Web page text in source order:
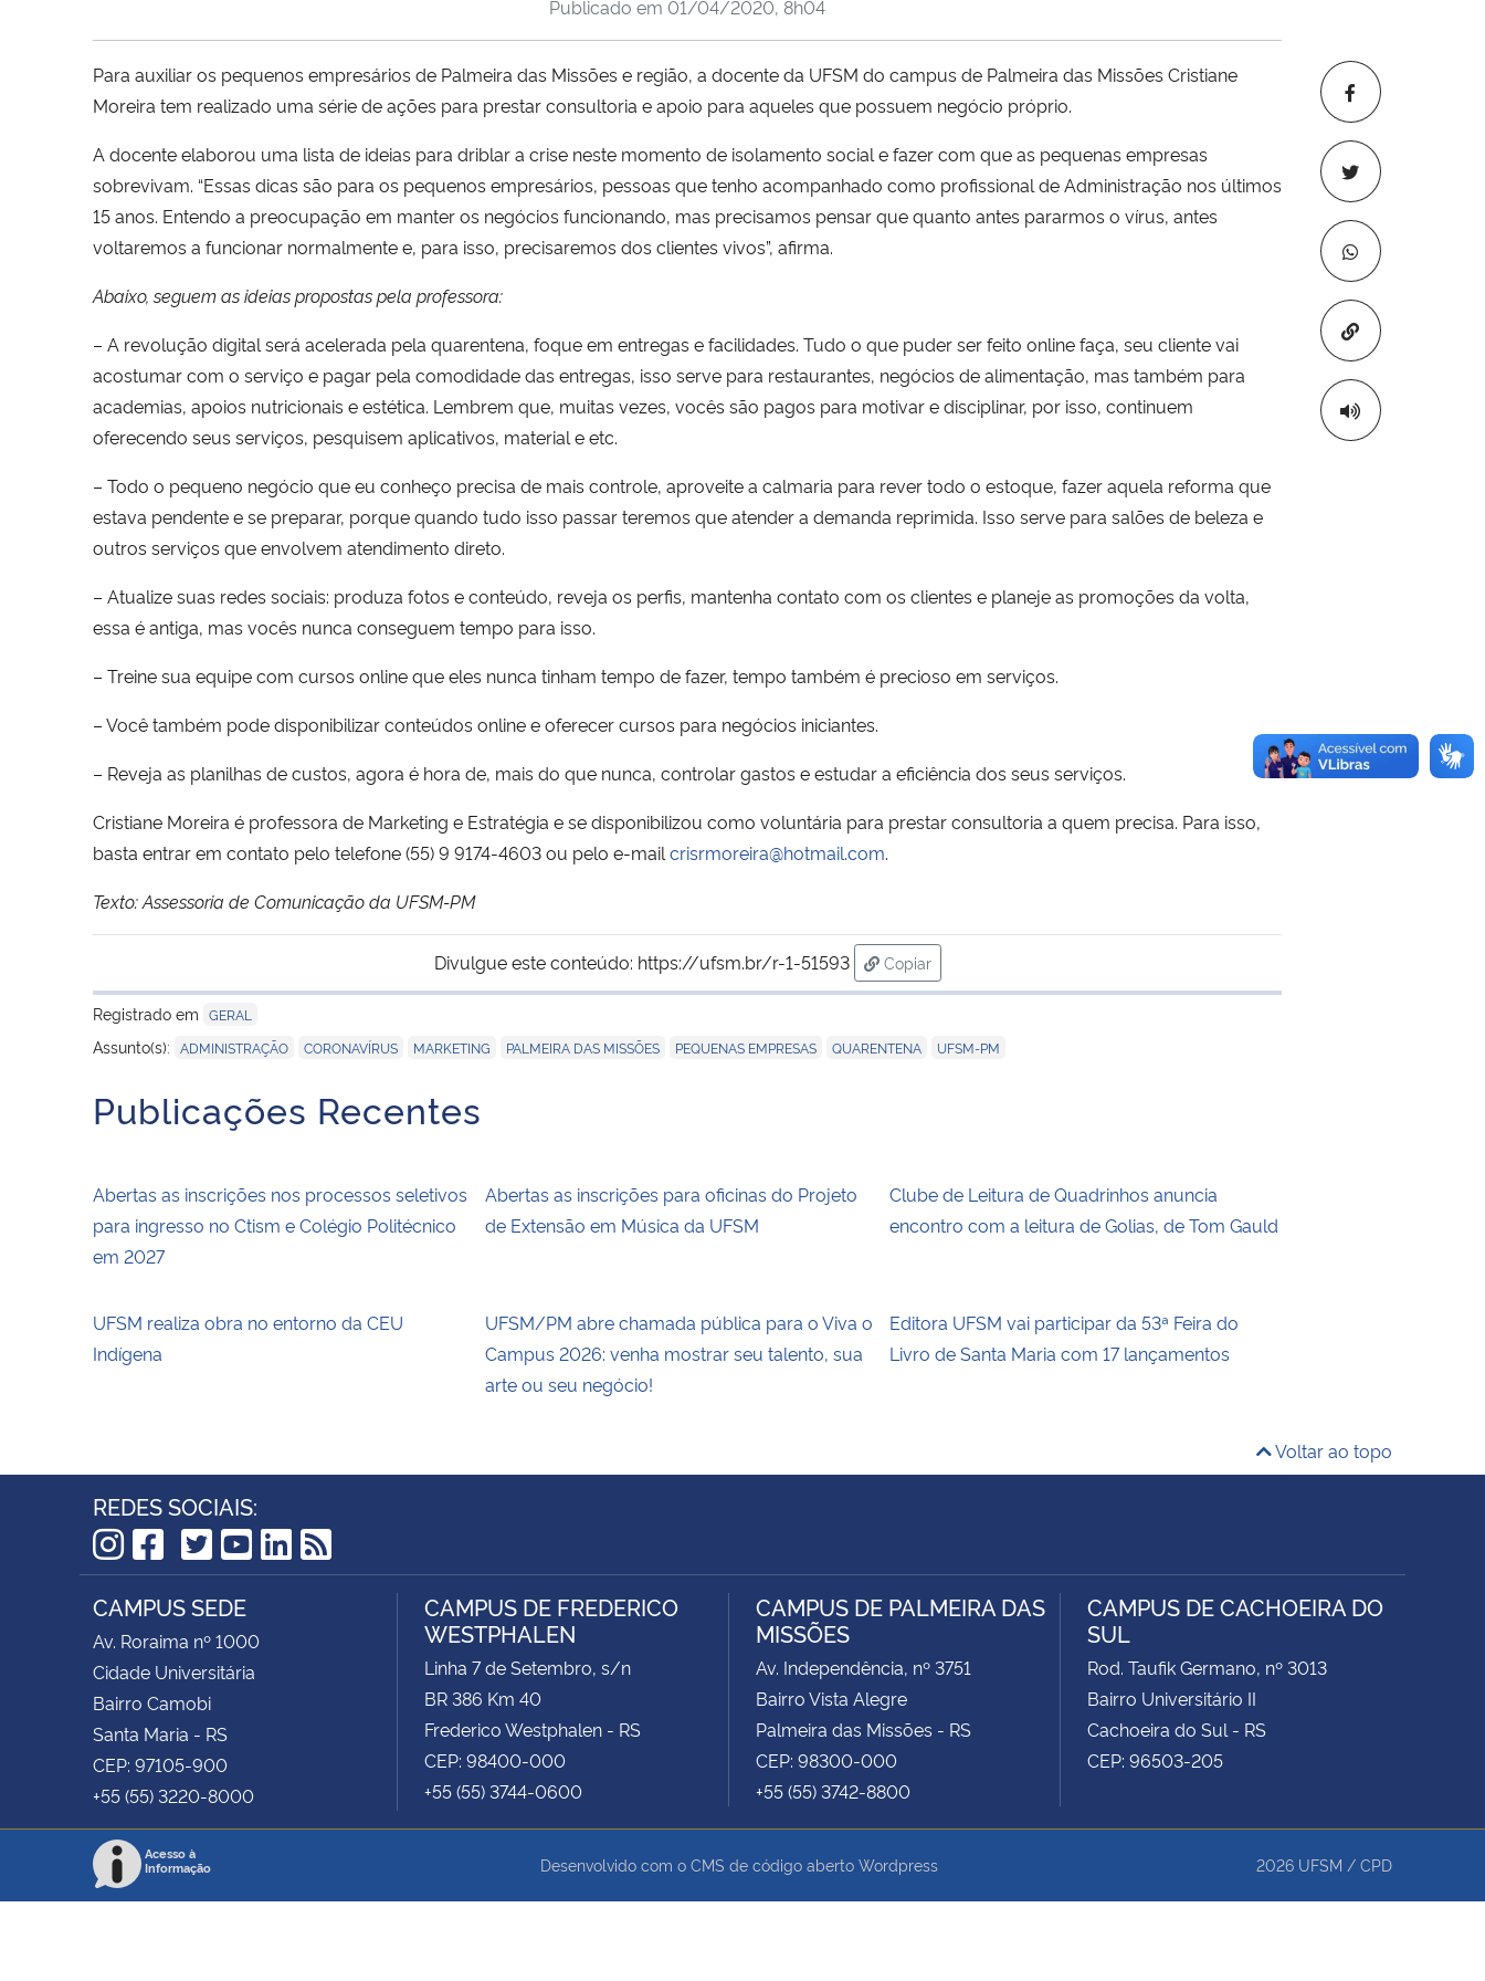
Copiar para
Publicado em 01/04/2020, 8h04
Para auxiliar os pequenos empresários de Palmeira das Missões e região, a docente da UFSM do campus de Palmeira das Missões Cristiane
Moreira tem realizado uma série de ações para prestar consultoria e apoio para aqueles que possuem negócio próprio.
A docente elaborou uma lista de ideias para driblar a crise neste momento de isolamento social e fazer com que as pequenas empresas
sobrevivam. “Essas dicas são para os pequenos empresários, pessoas que tenho acompanhado como profissional de Administração nos últimos
15 anos. Entendo a preocupação em manter os negócios funcionando, mas precisamos pensar que quanto antes pararmos o vírus, antes
voltaremos a funcionar normalmente e, para isso, precisaremos dos clientes vivos”, afirma.
Abaixo, seguem as ideias propostas pela professora:
– A revolução digital será acelerada pela quarentena, foque em entregas e facilidades. Tudo o que puder ser feito online faça, seu cliente vai
acostumar com o serviço e pagar pela comodidade das entregas, isso serve para restaurantes, negócios de alimentação, mas também para
academias, apoios nutricionais e estética. Lembrem que, muitas vezes, vocês são pagos para motivar e disciplinar, por isso, continuem
oferecendo seus serviços, pesquisem aplicativos, material e etc.
– Todo o pequeno negócio que eu conheço precisa de mais controle, aproveite a calmaria para rever todo o estoque, fazer aquela reforma que
estava pendente e se preparar, porque quando tudo isso passar teremos que atender a demanda reprimida. Isso serve para salões de beleza e
outros serviços que envolvem atendimento direto.
– Atualize suas redes sociais: produza fotos e conteúdo, reveja os perfis, mantenha contato com os clientes e planeje as promoções da volta,
essa é antiga, mas vocês nunca conseguem tempo para isso.
– Treine sua equipe com cursos online que eles nunca tinham tempo de fazer, tempo também é precioso em serviços.
– Você também pode disponibilizar conteúdos online e oferecer cursos para negócios iniciantes.
– Reveja as planilhas de custos, agora é hora de, mais do que nunca, controlar gastos e estudar a eficiência dos seus serviços.
Cristiane Moreira é professora de Marketing e Estratégia e se disponibilizou como voluntária para prestar consultoria a quem precisa. Para isso,
basta entrar em contato pelo telefone (55) 9 9174-4603 ou pelo e-mail crisrmoreira@hotmail.com.
Texto: Assessoria de Comunicação da UFSM-PM
Divulgue este conteúdo: https://ufsm.br/r-1-51593
Copiar
para área de transferência
Registrado em GERAL
Assunto(s): ADMINISTRAÇÃO CORONAVÍRUS MARKETING PALMEIRA DAS MISSÕES PEQUENAS EMPRESAS QUARENTENA UFSM-PM
Publicações Recentes
Abertas as inscrições nos processos seletivos
para ingresso no Ctism e Colégio Politécnico
em 2027
Abertas as inscrições para oficinas do Projeto
de Extensão em Música da UFSM
Clube de Leitura de Quadrinhos anuncia
encontro com a leitura de Golias, de Tom Gauld
UFSM realiza obra no entorno da CEU
Indígena
UFSM/PM abre chamada pública para o Viva o
Campus 2026: venha mostrar seu talento, sua
arte ou seu negócio!
Editora UFSM vai participar da 53ª Feira do
Livro de Santa Maria com 17 lançamentos
Voltar ao topo
REDES SOCIAIS:
Instagram
Facebook
TikTok
Twitter
YouTube
LinkedIn
RSS
CAMPUS SEDE
Av. Roraima nº 1000
Cidade Universitária
Bairro Camobi
Santa Maria - RS
CEP: 97105-900
+55 (55) 3220-8000
CAMPUS DE FREDERICO
WESTPHALEN
Linha 7 de Setembro, s/n
BR 386 Km 40
Frederico Westphalen - RS
CEP: 98400-000
+55 (55) 3744-0600
CAMPUS DE PALMEIRA DAS
MISSÕES
Av. Independência, nº 3751
Bairro Vista Alegre
Palmeira das Missões - RS
CEP: 98300-000
+55 (55) 3742-8800
CAMPUS DE CACHOEIRA DO
SUL
Rod. Taufik Germano, nº 3013
Bairro Universitário II
Cachoeira do Sul - RS
CEP: 96503-205
Acesso à
Informação
Desenvolvido com o CMS de código aberto Wordpress 2026 UFSM / CPD